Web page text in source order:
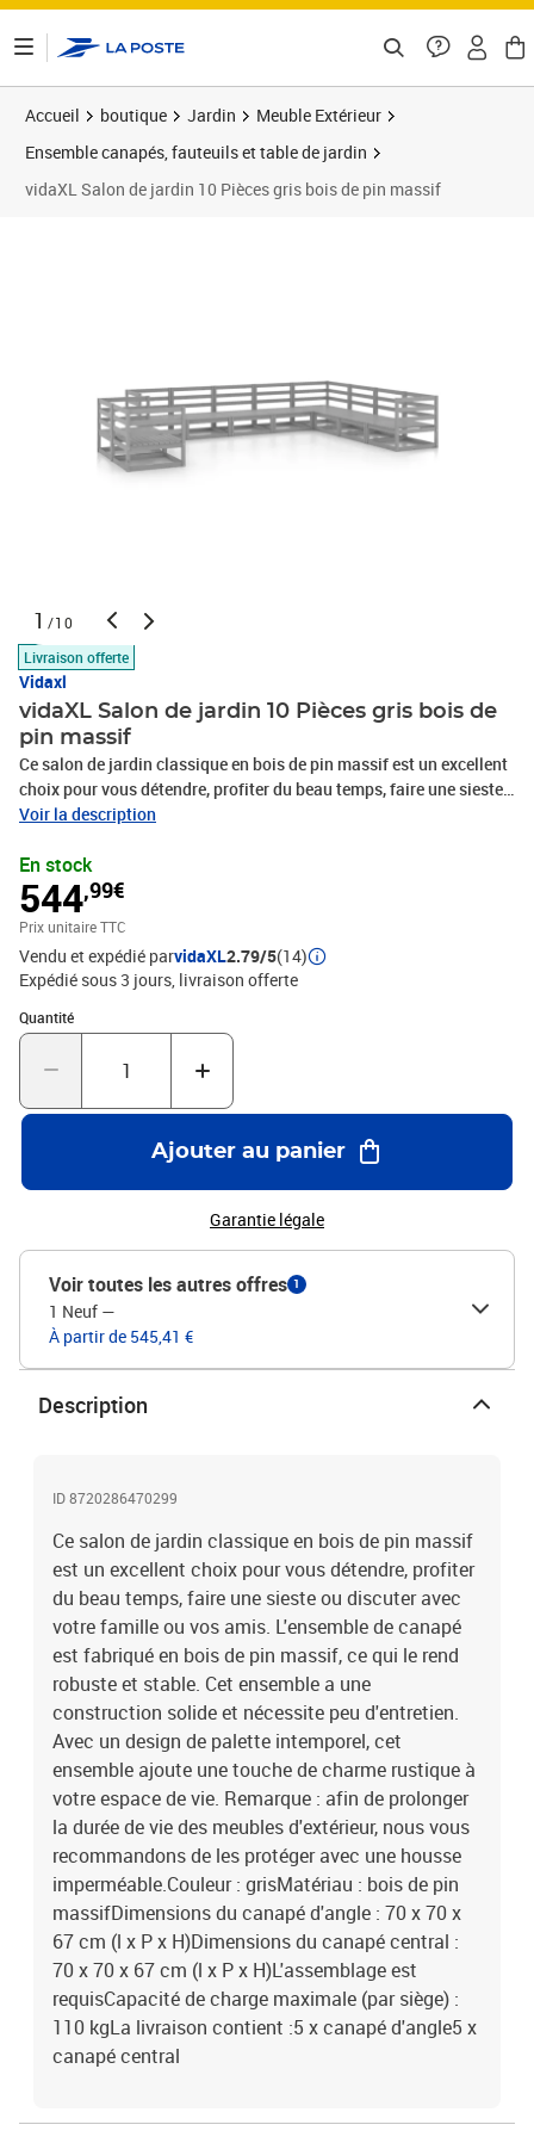
Accueil boutique Jardin
Meuble Extérieur
Ensemble canapés, fauteuils et table de jardin
vidaXL Salon de jardin 10 Pièces gris bois de pin massif
1 /10
Livraison offerte
Vidaxl
vidaXL Salon de jardin 10 Pièces gris bois de
pin massif
Ce salon de jardin classique en bois de pin massif est un excellent
choix pour vous détendre, profiter du beau temps, faire une sieste
ou discuter avec votre famille ou vos amis. L'ensemble de canapé
Cet ensemble a une construction solide et nécessite peu
d'entretien. Avec un design de palette intemporel, cet ensemble
ajoute une touche de charme rustique à votre espace de vie.
Remarque : afin de prolonger la durée de vie des meubles
d'extérieur, nous vous recommandons de les protéger avec une
housse imperméable.Couleur : grisMatériau : bois de pin
massifDimensions du canapé d'angle : 70 x 70 x 67 cm (l x P x
H)Dimensions du canapé central : 70 x 70 x 67 cm (l x P x
H)L'assemblage est requisCapacité de charge maximale (par
central
Voir la description
En stock
544,99€
Prix unitaire TTC
Vendu et expédié parvidaXL2.79/5(14)
Expédié sous 3 jours livraison offerte
Quantité
Quantité : 1
Ajouter au panier
Garantie légale
Voir toutes les autres offres 1
1 Neuf —
À partir de 545,41 €
Description
ID 8720286470299
Ce salon de jardin classique en bois de pin massif
est un excellent choix pour vous détendre, profiter
du beau temps, faire une sieste ou discuter avec
votre famille ou vos amis. L'ensemble de canapé
est fabriqué en bois de pin massif, ce qui le rend
robuste et stable. Cet ensemble a une
construction solide et nécessite peu d'entretien.
Avec un design de palette intemporel, cet
ensemble ajoute une touche de charme rustique à
votre espace de vie. Remarque : afin de prolonger
la durée de vie des meubles d'extérieur, nous vous
recommandons de les protéger avec une housse
imperméable.Couleur : grisMatériau : bois de pin
massifDimensions du canapé d'angle : 70 x 70 x
67 cm (l x P x H)Dimensions du canapé central :
70 x 70 x 67 cm (l x P x H)L'assemblage est
requisCapacité de charge maximale (par siège) :
110 kgLa livraison contient :5 x canapé d'angle5 x
canapé central